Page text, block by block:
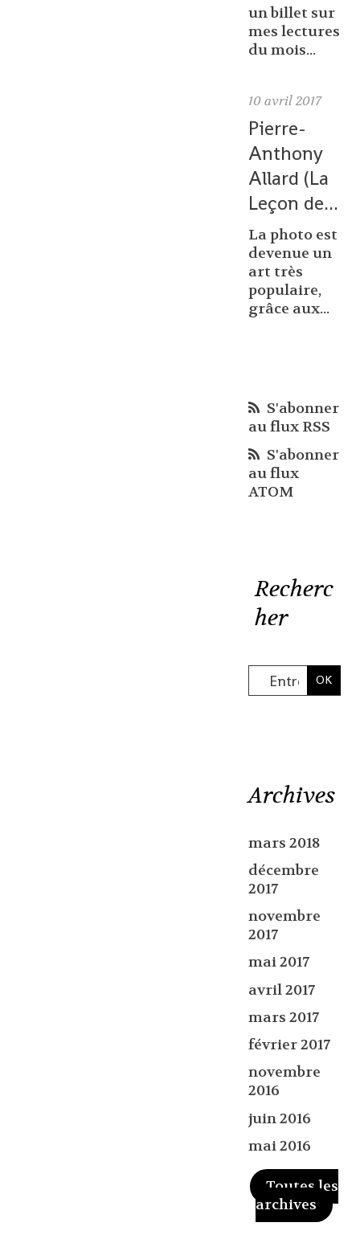
un billet sur
mes lectures
du mois...
10 avril 2017
Pierre-
Anthony
Allard (La
Leçon de...
La photo est
devenue un
art très
populaire,
grâce aux...
S'abonner
au flux RSS
S'abonner
au flux
ATOM
Recherc
her
Archives
mars 2018
décembre
2017
novembre
2017
mai 2017
avril 2017
mars 2017
février 2017
novembre
2016
juin 2016
mai 2016
Toutes les
archives